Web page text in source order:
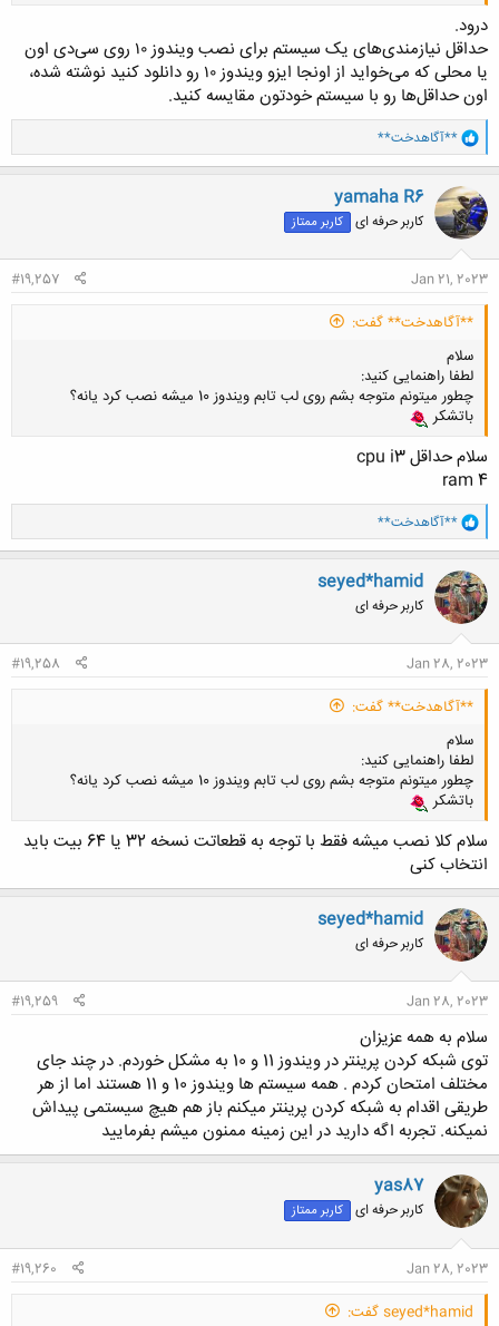
درود.
حداقل نیازمندی‌های یک سیستم برای نصب ویندوز ۱۰ روی سی‌دی اون
یا محلی که ‌می‌خواید از اونجا ایزو ویندوز ۱۰ رو دانلود کنید نوشته شده،
اون حداقل‌ها رو با سیستم خودتون مقایسه کنید.
و
ا
ک
ن
ش
ه
ا
**آگاهدخت**
yamaha R6
کاربر حرفه ای کاربر ممتاز
Jan 21, 2023
#19,257
**آگاهدخت** گفت:
سلام
لطفا راهنمایی کنید:
چطور میتونم متوجه بشم روی لب تابم ویندوز 10 میشه نصب کرد یانه؟
باتشکر
سلام حداقل cpu i3
ram 4
و
ا
ک
ن
ش
ه
ا
**آگاهدخت**
seyed*hamid
کاربر حرفه ای
Jan 28, 2023
#19,258
**آگاهدخت** گفت:
سلام
لطفا راهنمایی کنید:
چطور میتونم متوجه بشم روی لب تابم ویندوز 10 میشه نصب کرد یانه؟
باتشکر
سلام کلا نصب میشه فقط با توجه به قطعاتت نسخه 32 یا 64 بیت باید
انتخاب کنی
seyed*hamid
کاربر حرفه ای
Jan 28, 2023
#19,259
سلام به همه عزیزان
توی شبکه کردن پرینتر در ویندوز 11 و 10 به مشکل خوردم. در چند جای
مختلف امتحان کردم . همه سیستم ها ویندوز 10 و 11 هستند اما از هر
طریقی اقدام به شبکه کردن پرینتر میکنم باز هم هیچ سیستمی پیداش
نمیکنه. تجربه اگه دارید در این زمینه ممنون میشم بفرمایید
yas87
کاربر حرفه ای کاربر ممتاز
Jan 28, 2023
#19,260
seyed*hamid گفت: